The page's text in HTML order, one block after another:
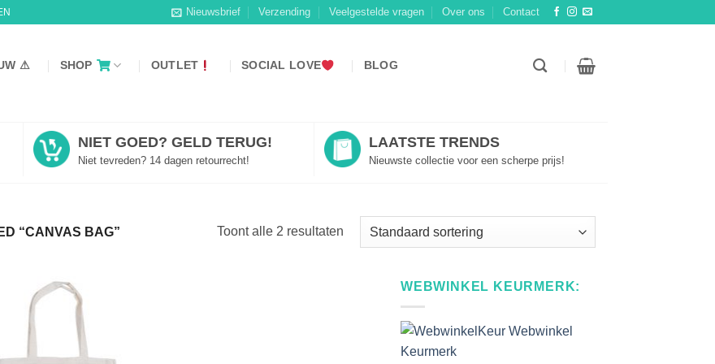
Nieuwsbrief Verzending Veelgestelde vragen Over ons Contact
⚠ SHOP OUTLET SOCIAL LOVE BLOG
NIET GOED? GELD TERUG!
Niet tevreden? 14 dagen retourrecht!
LAATSTE TRENDS
Nieuwste collectie voor een scherpe prijs!
“CANVAS BAG” Toont alle 2 resultaten
WEBWINKEL KEURMERK: